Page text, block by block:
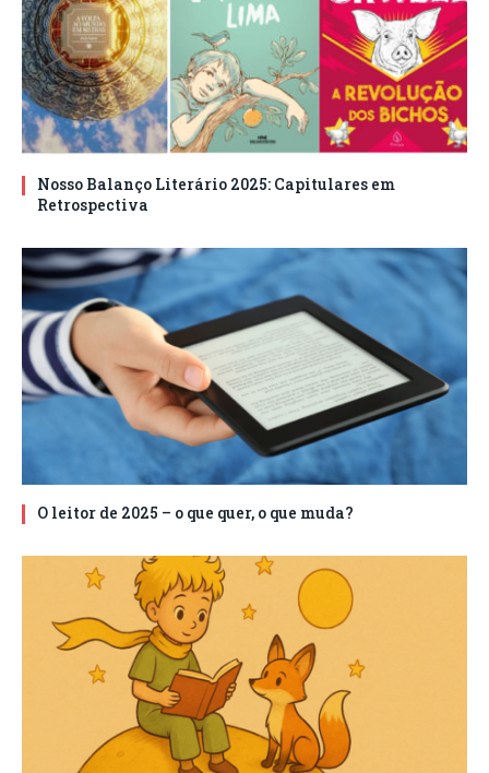
Nosso Balanço Literário 2025: Capitulares em
Retrospectiva
O leitor de 2025 – o que quer, o que muda?